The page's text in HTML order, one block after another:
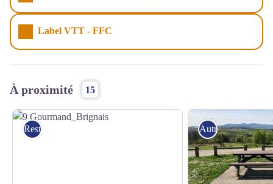
Label VTT - FFC
À proximité 15
Restaurants Autres sites